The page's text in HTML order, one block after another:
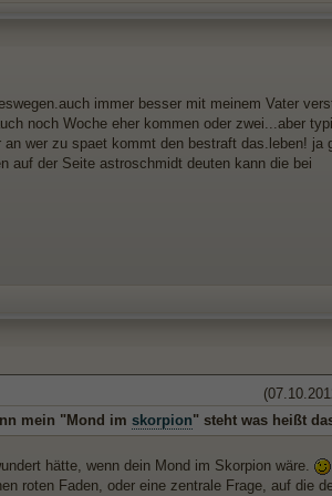
immer besser mit meinem Vater
noch Woche eher kommen oder zwei...aber
wer zu spaet kommt den bestraft das.leben! ja
auf der Seite astroschmidt deuten kann die bei
mein "Mond im skorpion" steht was heißt
hätte, wenn dein Mond im Skorpion wäre.
roten Faden, oder eine zentrale Frage, auf die